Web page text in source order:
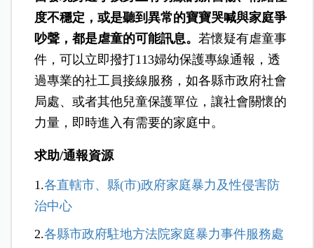
度不穩定，或是聽到異常的寶寶哭喊與家庭爭
吵聲，都是虐童的可能訊息。 若懷疑有虐童事
件，可以立即撥打113婦幼保護專線通報，透
過專業的社工員接線服務，如各縣市政府社會
局處、或者其他兒童保護單位，讓社會關懷的
力量，即時進入有需要的家庭中。
求助/通報資源
1.各直轄市、縣(市)政府家庭暴力及性侵害防
治中心
2.各縣市政府駐地方法院家庭暴力事件服務處